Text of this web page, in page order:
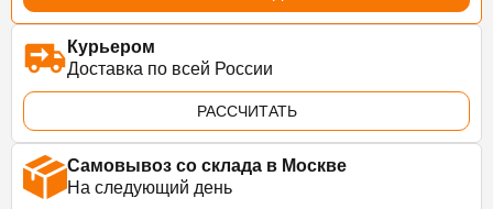
Курьером
Доставка по всей России
РАССЧИТАТЬ
Самовывоз со склада в Москве
На следующий день